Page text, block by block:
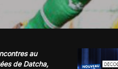
au
de Datcha,